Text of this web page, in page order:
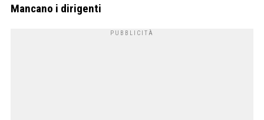
Mancano i dirigenti